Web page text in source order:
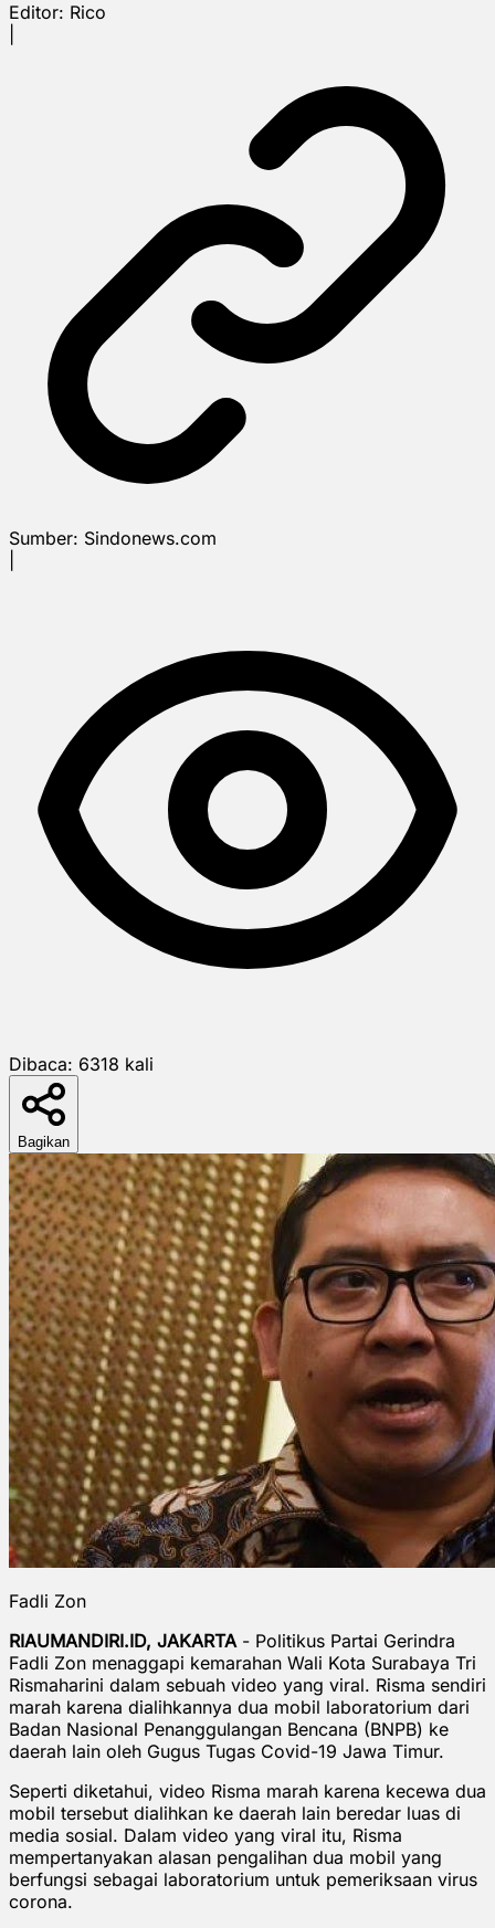
Editor: Rico
Sumber: Sindonews.com
Dibaca: 6318 kali
Bagikan
Fadli Zon
RIAUMANDIRI.ID, JAKARTA - Politikus Partai Gerindra
Fadli Zon menaggapi kemarahan Wali Kota Surabaya Tri
Rismaharini dalam sebuah video yang viral. Risma sendiri
marah karena dialihkannya dua mobil laboratorium dari
Badan Nasional Penanggulangan Bencana (BNPB) ke
daerah lain oleh Gugus Tugas Covid-19 Jawa Timur.
Seperti diketahui, video Risma marah karena kecewa dua
mobil tersebut dialihkan ke daerah lain beredar luas di
media sosial. Dalam video yang viral itu, Risma
mempertanyakan alasan pengalihan dua mobil yang
berfungsi sebagai laboratorium untuk pemeriksaan virus
corona.